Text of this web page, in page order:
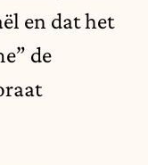
en dat het
de